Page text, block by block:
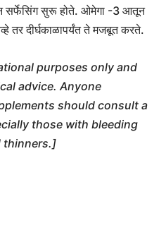
सर्फेसिंग सुरू होते. ओमेगा -3 आतून
तर दीर्घकाळापर्यंत ते मजबूत करते.
purposes only and
advice. Anyone
should consult a
those with bleeding
thinners.]